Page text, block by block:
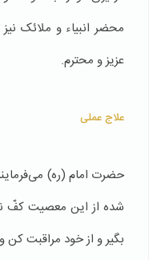
محضر انبیاء و ملائک
عزیز و محترم.
علاج عملی
حضرت امام (ره)
شده از این معصیت کفّ
بگیر و از خود مراقبت کن